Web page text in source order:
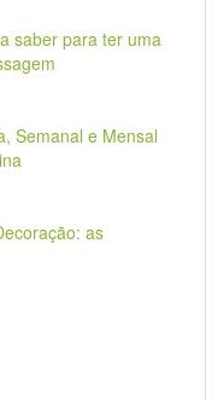
saber para ter uma
Semanal e Mensal
as